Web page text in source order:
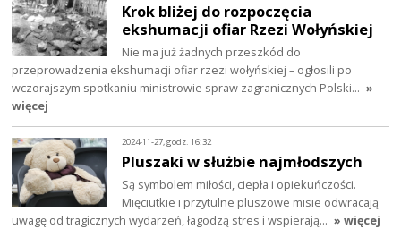
Krok bliżej do rozpoczęcia
ekshumacji ofiar Rzezi Wołyńskiej
Nie ma już żadnych przeszkód do
przeprowadzenia ekshumacji ofiar rzezi wołyńskiej – ogłosili po
wczorajszym spotkaniu ministrowie spraw zagranicznych Polski… »
więcej
2024-11-27, godz. 16:32
Pluszaki w służbie najmłodszych
Są symbolem miłości, ciepła i opiekuńczości.
Mięciutkie i przytulne pluszowe misie odwracają
uwagę od tragicznych wydarzeń, łagodzą stres i wspierają… » więcej